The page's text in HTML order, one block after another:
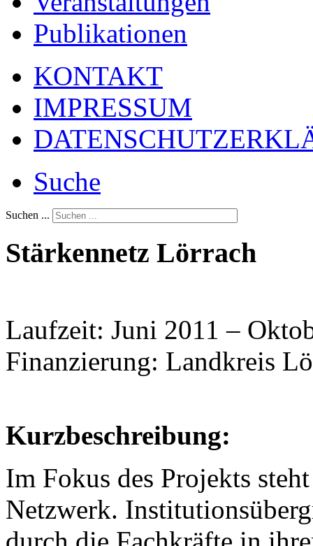
Publikationen
KONTAKT
IMPRESSUM
Suche
Suchen ...
Stärkennetz Lörrach
Laufzeit: Juni 2011 –
Finanzierung: Landkreis
Kurzbeschreibung:
Im Fokus des Projekts
Netzwerk.